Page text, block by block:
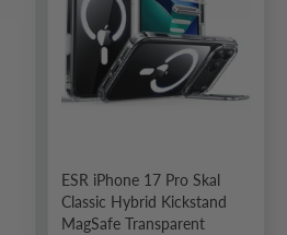
ESR iPhone 17 Pro Skal
Classic Hybrid Kickstand
MagSafe Transparent